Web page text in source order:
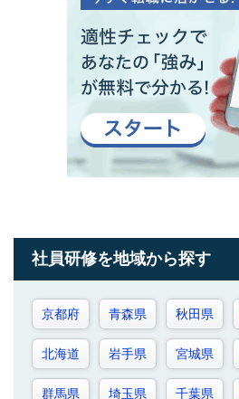
社員研修を地域から探す
京都府 青森県 秋田県
北海道 岩手県 宮城県
群馬県 埼玉県 千葉県